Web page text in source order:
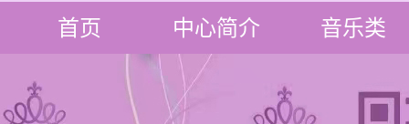
首页 中心简介 音乐类